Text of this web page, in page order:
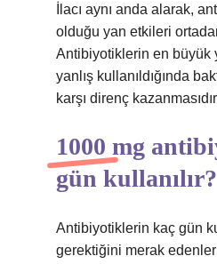
İlacı aynı anda alarak,
olduğu yan etkileri
Antibiyotiklerin en büyük
yanlış kullanıldığında
karşı direnç
1000 mg
gün kullanılır?
Antibiyotiklerin kaç gün
gerektiğini merak